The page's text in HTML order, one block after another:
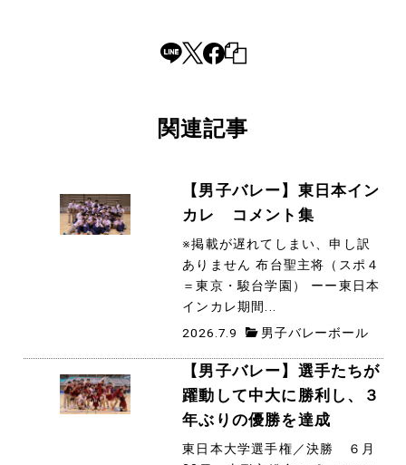
関連記事
【男子バレー】東日本イン
カレ コメント集
※掲載が遅れてしまい、申し訳
ありません 布台聖主将（スポ４
＝東京・駿台学園） ーー東日本
インカレ期間...
2026.7.9 男子バレーボール
【男子バレー】選手たちが
躍動して中大に勝利し、３
年ぶりの優勝を達成
東日本大学選手権／決勝 ６月